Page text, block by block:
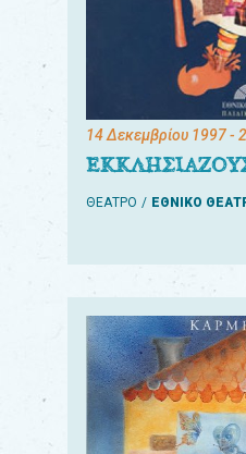
14 Δεκεμβρίου 1997-
ΘΕΑΤΡΟ ΕΘΝΙΚΟ